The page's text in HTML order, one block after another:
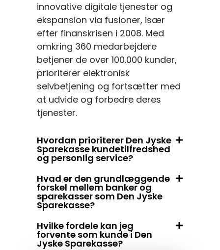
innovative digitale tjenester og
ekspansion via fusioner, især
efter finanskrisen i 2008. Med
omkring 360 medarbejdere
betjener de over 100.000 kunder,
prioriterer elektronisk
selvbetjening og fortsætter med
at udvide og forbedre deres
tjenester.
Hvordan prioriterer Den Jyske
Sparekasse kundetilfredshed
og personlig service?
Hvad er den grundlæggende
forskel mellem banker og
sparekasser som Den Jyske
Sparekasse?
Hvilke fordele kan jeg
forvente som kunde i Den
Jyske Sparekasse?